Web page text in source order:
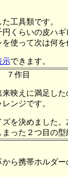
工具類です。
くらいの皮ハ
使って次は何
示できます。
７作目
映えに満足し
ンジです。
を決めました
った２つ目の型
ら携帯ホルダー